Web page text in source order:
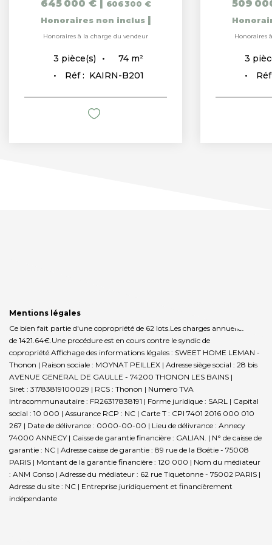
645 000 € | 606 300 €
Honoraires non inclus |
Honoraires à la charge du vendeur
3 pièce(s) 74 m²
Réf : KAIRN-B201
509
Honoraires
3
Mentions légales
Ce bien fait partie d'une copropriété de 62 lots.Les charges annuelles sont
de 1421.64€. Une procédure est en cours contre le syndic de
copropriété. Affichage des informations légales : SWEET HOME LEMAN -
Thonon | Raison sociale : MOYNAT PEILLEX | Adresse siège social : 28 bis
AVENUE GENERAL DE GAULLE - 74200 THONON LES BAINS |
Siret : 31783819100029 | RCS : Thonon | Numero TVA
Intracommunautaire : FR26317838191 | Forme juridique : SARL | Capital
social : 10 000 | Assurance RCP : NC | Carte T : CPI 7401 2016 000 010
267 | Date de délivrance : 0000-00-00 | Lieu de délivrance : Annecy
74000 ANNECY | Caisse de garantie financière : GALIAN. | N° de caisse de
garantie : NC | Adresse caisse de garantie : 89 rue de la Boétie - 75008
PARIS | Montant de la garantie financière : 120 000 | Nom du médiateur
: ANM Conso | Adresse du médiateur : 62 rue Tiquetonne - 75002 PARIS |
Adresse du site : NC | Entreprise juridiquement et financièrement
indépendante